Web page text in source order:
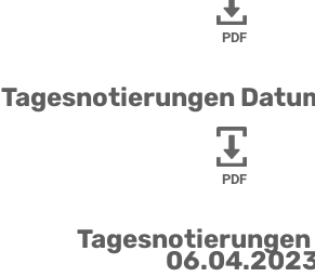
PDF
Tagesnotierungen
PDF